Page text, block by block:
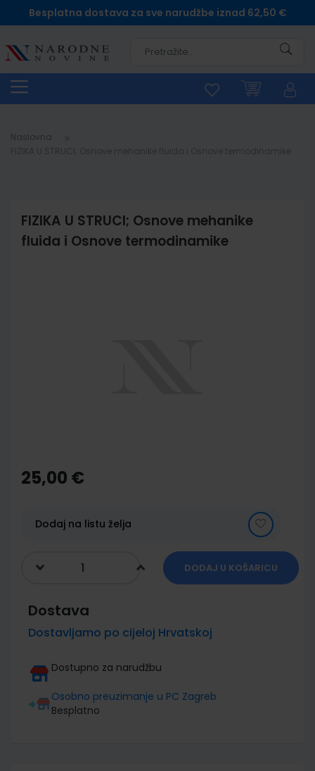
Besplatna dostava za sve narudžbe iznad 62,50 €
Naslovna
FIZIKA U STRUCI; Osnove mehanike
fluida i Osnove termodinamike
the
beginning
gallery
25,00 €
Dodaj na listu želja
DODAJ U KOŠARICU
Dostava
Dostavljamo po cijeloj Hrvatskoj
Dostupno za narudžbu
Osobno preuzimanje u PC Zagreb
Besplatno